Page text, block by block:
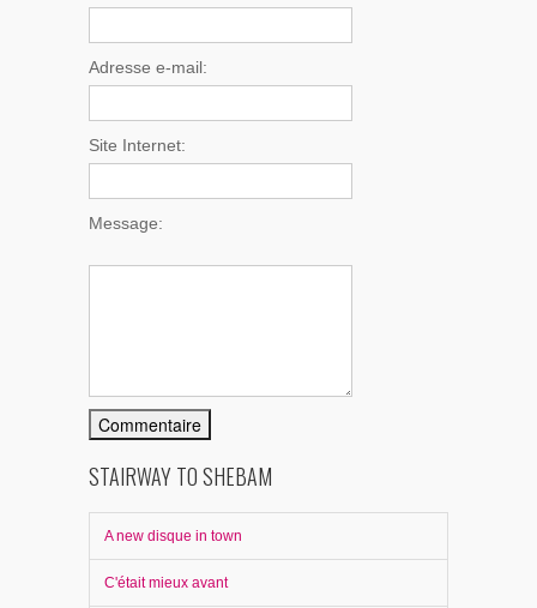
Adresse e-mail:
Site Internet:
Message:
STAIRWAY TO SHEBAM
A new disque in town
C'était mieux avant